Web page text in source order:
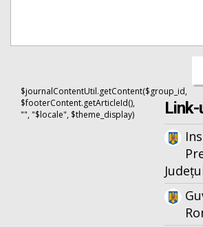
$journalContentUtil.getContent($group_id,
$footerContent.getArticleId(),
"", "$locale", $theme_display)
Link-